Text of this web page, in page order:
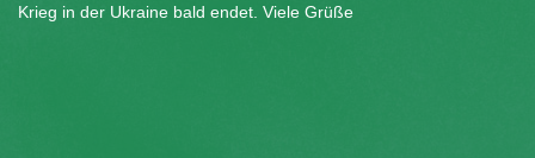
Krieg in der Ukraine bald endet. Viele Grüße